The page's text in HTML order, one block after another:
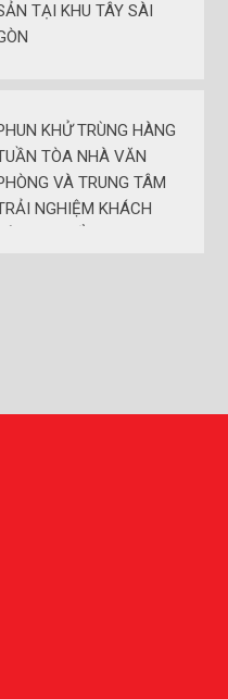
TẠI KHU TÂY SÀI
KHỬ TRÙNG HÀNG
TÒA NHÀ VĂN
VÀ TRUNG TÂM
NGHIỆM KHÁCH